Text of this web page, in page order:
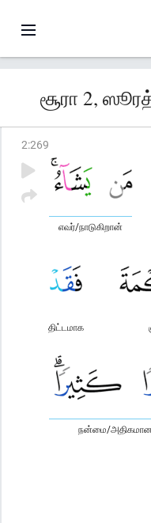
சூரா 2,
2:269
எவர்/நாடுகிறான்
திட்டமாக
நன்மை/